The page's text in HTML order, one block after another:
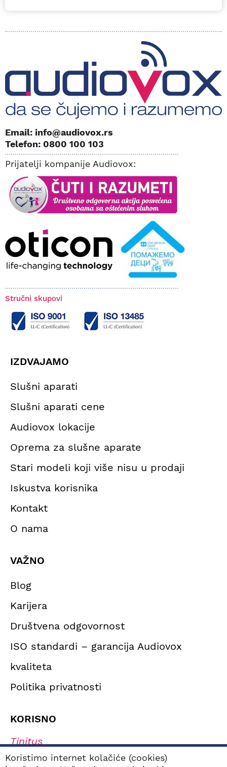
Email: info@audiovox.rs
Telefon: 0800 100 103
Prijatelji kompanije Audiovox:
Stručni skupovi
IZDVAJAMO
Slušni aparati
Slušni aparati cene
Audiovox lokacije
Oprema za slušne aparate
Stari modeli koji više nisu u prodaji
Iskustva korisnika
Kontakt
O nama
VAŽNO
Blog
Karijera
Društvena odgovornost
ISO standardi – garancija Audiovox
kvaliteta
Politika privatnosti
KORISNO
Tinitus
Simptomi oštećenja sluha
Koristimo internet kolačiće (cookies)